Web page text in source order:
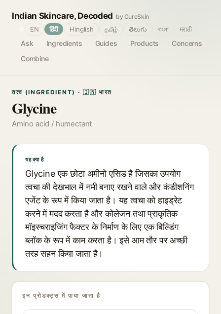
Indian Skincare, Decoded by CureSkin
Ask Ingredients Guides Products
Concerns
Combine
EN हिंदी Hinglish தமிழ் తెలుగు বাংলা मराठी
तत्व (INGREDIENT) · 🇮🇳 भारत
Glycine
Amino acid / humectant
यह क्या है
Glycine एक छोटा अमीनो एसिड है जिसका उपयोग
त्वचा की देखभाल में नमी बनाए रखने वाले और कंडीशनिंग
एजेंट के रूप में किया जाता है। यह त्वचा को हाइड्रेट
करने में मदद करता है और कोलेजन तथा प्राकृतिक
मॉइस्चराइजिंग फैक्टर के निर्माण के लिए एक बिल्डिंग
ब्लॉक के रूप में काम करता है। इसे आम तौर पर अच्छी
तरह सहन किया जाता है।
इन प्रोडक्ट्स में पाया जाता है